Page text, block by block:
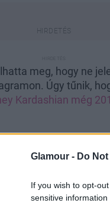
Glamour - Do
If you wish to opt-
sensitive
meg, hogy ne
Úgy tűnik,
Kardashian még
összejött a
összejött a